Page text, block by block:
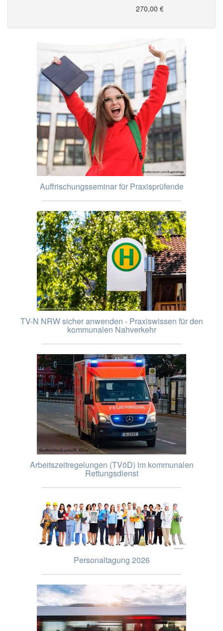
270,00 €
Auffrischungsseminar für Praxisprüfende
TV-N NRW sicher anwenden - Praxiswissen für den
kommunalen Nahverkehr
Arbeitszeitregelungen (TVöD) im kommunalen
Rettungsdienst
Personaltagung 2026